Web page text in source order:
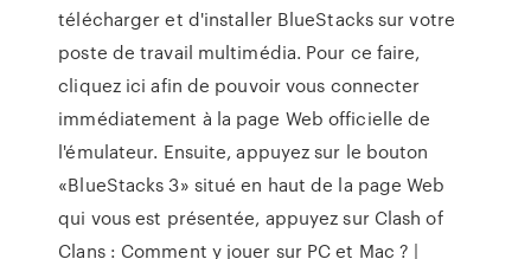
télécharger et d'installer BlueStacks sur votre
poste de travail multimédia. Pour ce faire,
cliquez ici afin de pouvoir vous connecter
immédiatement à la page Web officielle de
l'émulateur. Ensuite, appuyez sur le bouton
«BlueStacks 3» situé en haut de la page Web
qui vous est présentée, appuyez sur Clash of
Clans : Comment y jouer sur PC et Mac ? |